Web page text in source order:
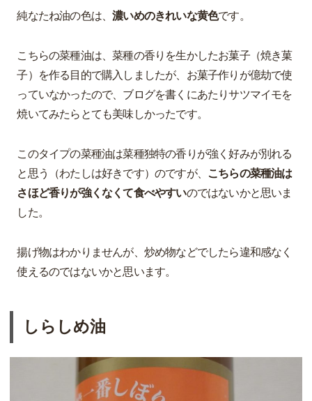
純なたね油の色は、濃いめのきれいな黄色です。
こちらの菜種油は、菜種の香りを生かしたお菓子（焼き菓
子）を作る目的で購入しましたが、お菓子作りが億劫で使
っていなかったので、ブログを書くにあたりサツマイモを
焼いてみたらとても美味しかったです。
このタイプの菜種油は菜種独特の香りが強く好みが別れる
と思う（わたしは好きです）のですが、
こちらの菜種油は
さほど香りが強くなくて食べやすいのではないかと思いま
した。
揚げ物はわかりませんが、炒め物などでしたら違和感なく
使えるのではないかと思います。
しらしめ油